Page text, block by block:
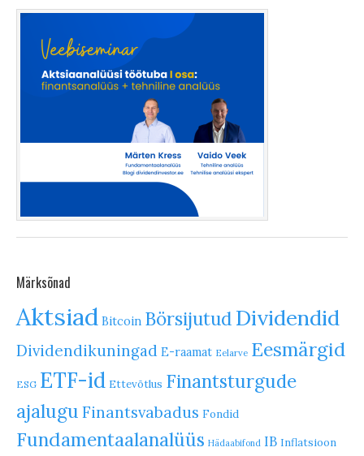
Märksõnad
Aktsiad Bitcoin Börsijutud Dividendid
Dividendikuningad E-raamat Eelarve Eesmärgid
ESG ETF-id Ettevõtlus Finantsturgude
ajalugu Finantsvabadus Fondid
Fundamentaalanalüüs Hädaabifond IB Inflatsioon